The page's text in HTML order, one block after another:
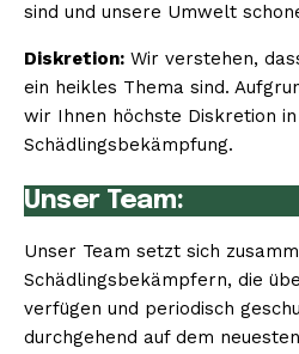
sind und unsere Umwelt
Diskretion: Wir verstehen,
ein heikles Thema sind.
wir Ihnen höchste Diskretion
Schädlingsbekämpfung.
Unser Team:
Unser Team setzt sich
Schädlingsbekämpfern, die
verfügen und periodisch
durchgehend auf dem